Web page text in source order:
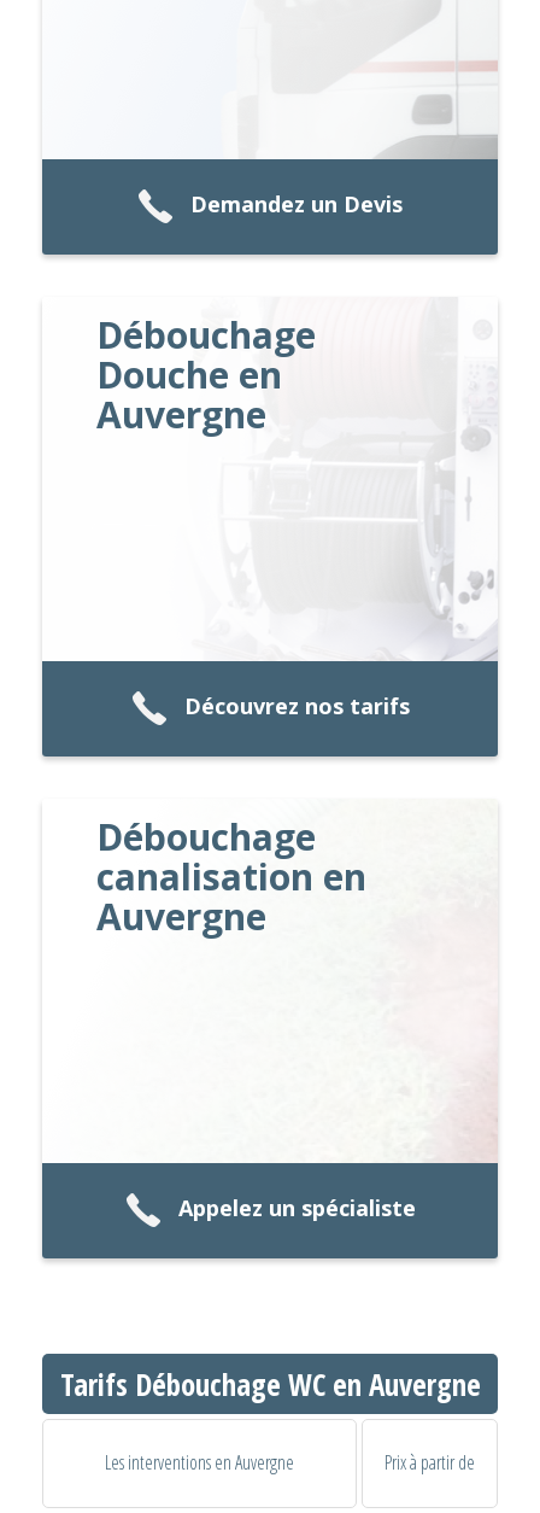
Demandez un Devis
Débouchage
Douche en
Auvergne
Découvrez nos tarifs
Débouchage
canalisation en
Auvergne
Appelez un spécialiste
Tarifs Débouchage WC en Auvergne
Les interventions en Auvergne Prix à partir de